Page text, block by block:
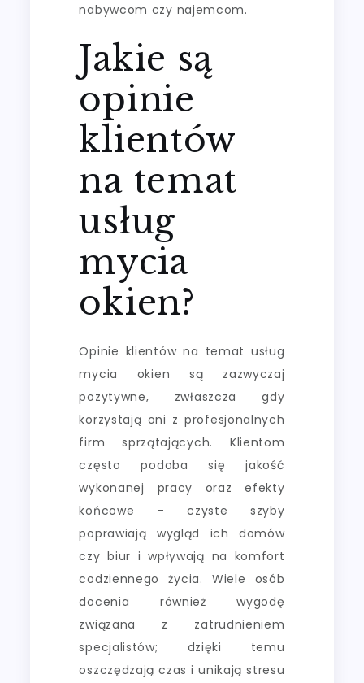
nabywcom czy najemcom.
Jakie są
opinie
klientów
na temat
usług
mycia
okien?
Opinie klientów na temat usług
mycia okien są zazwyczaj
pozytywne, zwłaszcza gdy
korzystają oni z profesjonalnych
firm sprzątających. Klientom
często podoba się jakość
wykonanej pracy oraz efekty
końcowe – czyste szyby
poprawiają wygląd ich domów
czy biur i wpływają na komfort
codziennego życia. Wiele osób
docenia również wygodę
związana z zatrudnieniem
specjalistów; dzięki temu
oszczędzają czas i unikają stresu